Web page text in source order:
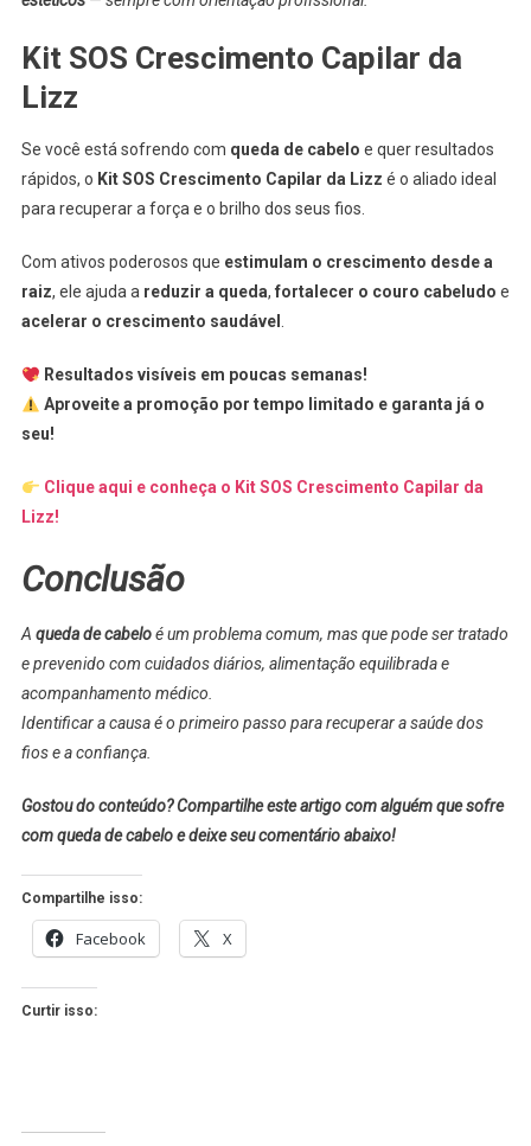
Kit SOS Crescimento Capilar da
Lizz
Se você está sofrendo com queda de cabelo e quer resultados
rápidos, o Kit SOS Crescimento Capilar da Lizz é o aliado ideal
para recuperar a força e o brilho dos seus fios.
Com ativos poderosos que estimulam o crescimento desde a
raiz, ele ajuda a reduzir a queda, fortalecer o couro cabeludo e
acelerar o crescimento saudável .
Resultados visíveis em poucas semanas!
Aproveite a promoção por tempo limitado e garanta já o
seu!
Clique aqui e conheça o Kit SOS Crescimento Capilar da
Lizz!
Conclusão
A queda de cabeloé um problema comum, mas que pode ser tratado
e prevenido com cuidados diários, alimentação equilibrada e
acompanhamento médico.
Identificar a causa é o primeiro passo para recuperar a saúde dos
fios e a confiança.
Gostou do conteúdo? Compartilhe este artigo com alguém que sofre
com queda de cabelo e deixe seu comentário abaixo!
Compartilhe isso:
Facebook X
Curtir isso: